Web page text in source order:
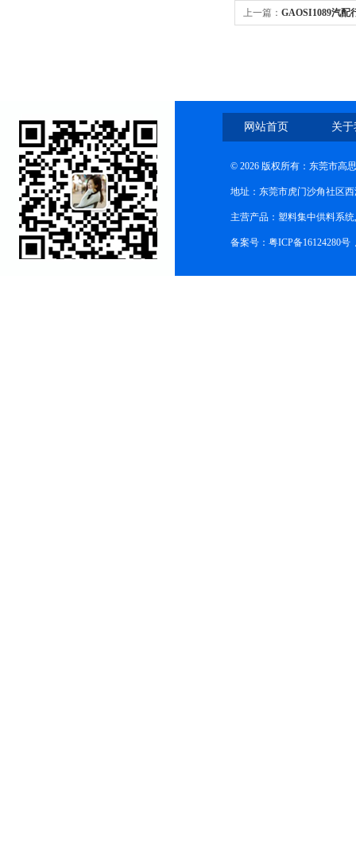
上一篇： GAOSI1089汽配
网站首页 关
© 2026 版权所有：东莞市高
地址：东莞市虎门沙角社区
主营产品：塑料集中供料系
备案号：粤ICP备16124280号